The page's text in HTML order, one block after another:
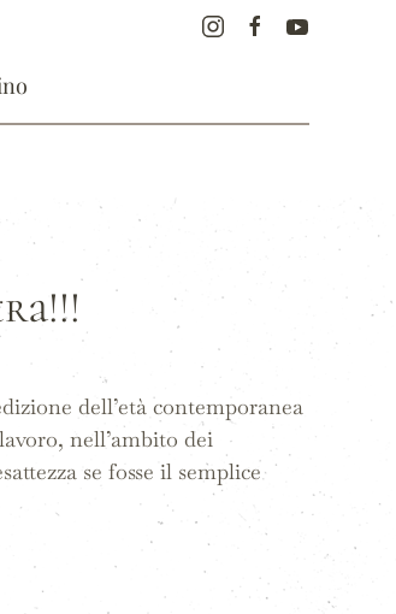
dell’età contemporanea
nell’ambito dei
se fosse il semplice